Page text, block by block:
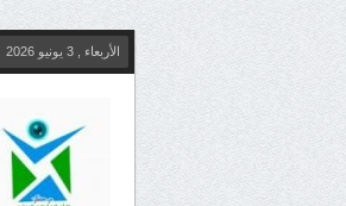
الأربعاء , 3 يونيو 2026